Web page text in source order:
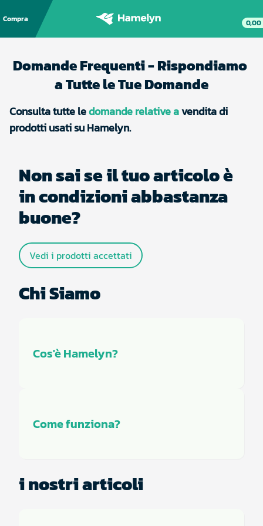
Compra 0,00
Domande Frequenti - Rispondiamo
a Tutte le Tue Domande
Consulta tutte ledomande relative a vendita di
prodotti usati su Hamelyn.
Non sai se il tuo articolo è
in condizioni abbastanza
buone?
Vedi i prodotti accettati
Chi Siamo
Cos'è Hamelyn?
Come funziona?
i nostri articoli